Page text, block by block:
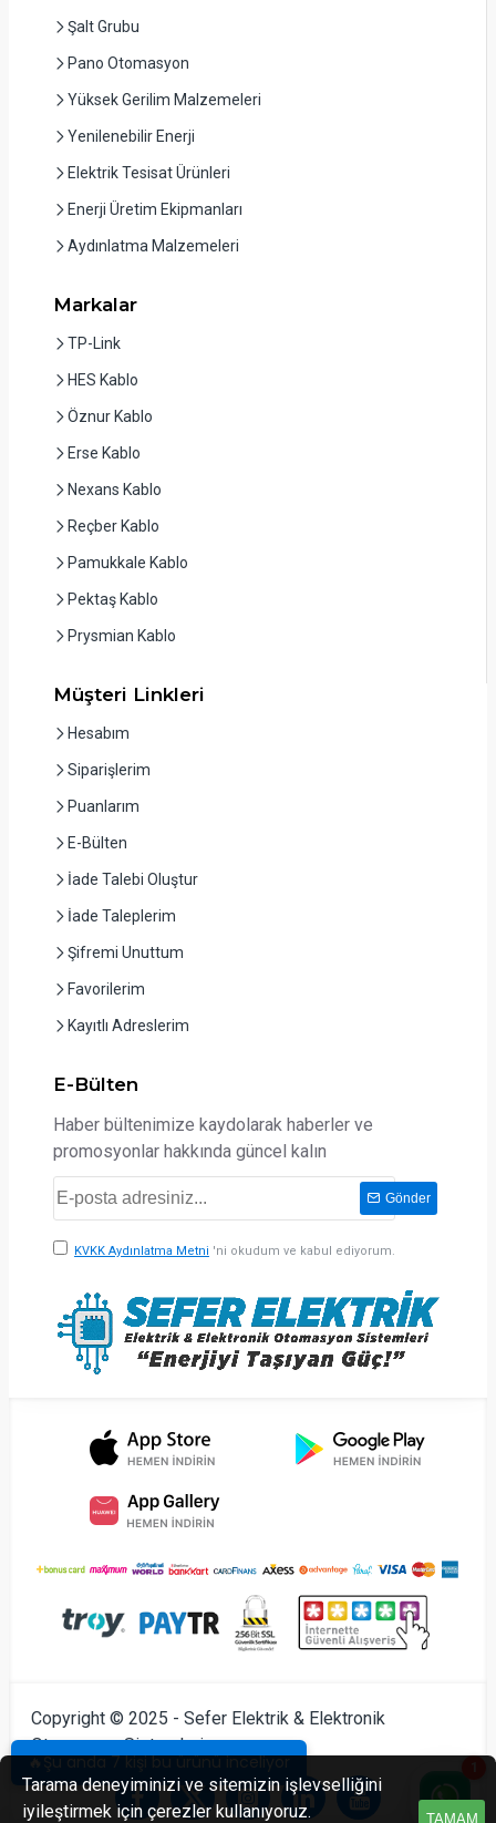
🔥Şu anda 7 kişi bu ürünü inceliyor
Şalt Grubu
Pano Otomasyon
Yüksek Gerilim Malzemeleri
Yenilenebilir Enerji
Elektrik Tesisat Ürünleri
Enerji Üretim Ekipmanları
Aydınlatma Malzemeleri
Markalar
TP-Link
HES Kablo
Öznur Kablo
Erse Kablo
Nexans Kablo
Reçber Kablo
Pamukkale Kablo
Pektaş Kablo
Prysmian Kablo
Müşteri Linkleri
Hesabım
Siparişlerim
Puanlarım
E-Bülten
İade Talebi Oluştur
İade Taleplerim
Şifremi Unuttum
Favorilerim
Kayıtlı Adreslerim
E-Bülten
Haber bültenimize kaydolarak haberler ve
promosyonlar hakkında güncel kalın
Gönder
KVKK Aydınlatma Metni 'ni okudum ve kabul ediyorum.
Copyright © 2025 - Sefer Elektrik & Elektronik
Otomasyon Sistemleri
TAMAM
Tarama deneyiminizi ve sitemizin işlevselliğini
iyileştirmek için çerezler kullanıyoruz.